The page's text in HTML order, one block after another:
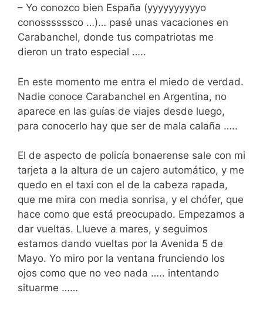
– Yo conozco bien España (yyyyyyyyyyo
conossssssco …)… pasé unas vacaciones en
Carabanchel, donde tus compatriotas me
dieron un trato especial …..
En este momento me entra el miedo de verdad.
Nadie conoce Carabanchel en Argentina, no
aparece en las guías de viajes desde luego,
para conocerlo hay que ser de mala calaña …..
El de aspecto de policía bonaerense sale con mi
tarjeta a la altura de un cajero automático, y me
quedo en el taxi con el de la cabeza rapada,
que me mira con media sonrisa, y el chófer, que
hace como que está preocupado. Empezamos a
dar vueltas. Llueve a mares, y seguimos
estamos dando vueltas por la Avenida 5 de
Mayo. Yo miro por la ventana frunciendo los
ojos como que no veo nada ….. intentando
situarme ……